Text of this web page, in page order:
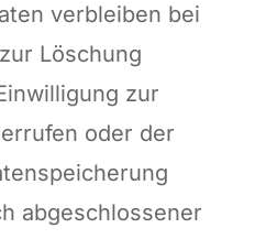
verbleiben bei
Löschung
zur
oder der
abgeschlossener